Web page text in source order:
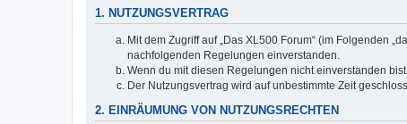
1. NUTZUNGSVERTRAG
Mit dem Zugriff auf „Das XL500 Forum“ (im Folgenden
nachfolgenden Regelungen einverstanden.
Wenn du mit diesen Regelungen nicht einverstanden
Der Nutzungsvertrag wird auf unbestimmte Zeit
2. EINRÄUMUNG VON NUTZUNGSRECHTEN